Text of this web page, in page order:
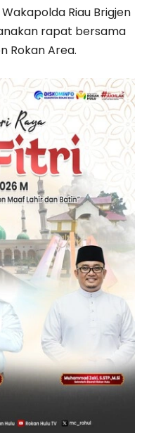
Riau Brigjen
rapat bersama
Rokan Area.